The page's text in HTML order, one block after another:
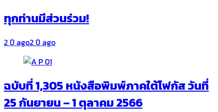
ทุกท่านมีส่วนร่วม!
2 ปี ago2 ปี ago
ฉบับที่ 1,305 หนังสือพิมพ์ภาคใต้โฟกัส วันที่
25 กันยายน – 1 ตุลาคม 2566